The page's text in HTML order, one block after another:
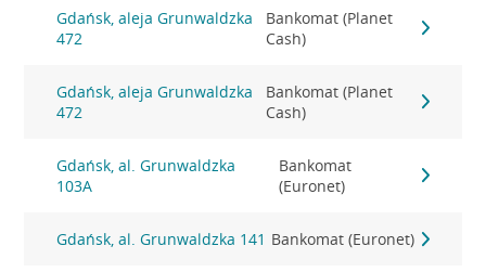
Gdańsk, aleja Grunwaldzka
472
Bankomat (Planet
Cash)
Gdańsk, aleja Grunwaldzka
472
Bankomat (Planet
Cash)
Gdańsk, al. Grunwaldzka
103A
Bankomat
(Euronet)
Gdańsk, al. Grunwaldzka 141 Bankomat (Euronet)